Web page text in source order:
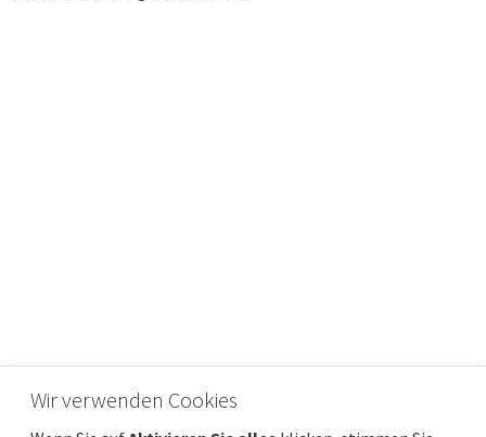
KASTAV, SPINČIĆI – BAUGRUNDSTÜCK FÜR
ZWEI HOTELS MIT MEERBLICK
Wir verwenden Cookies